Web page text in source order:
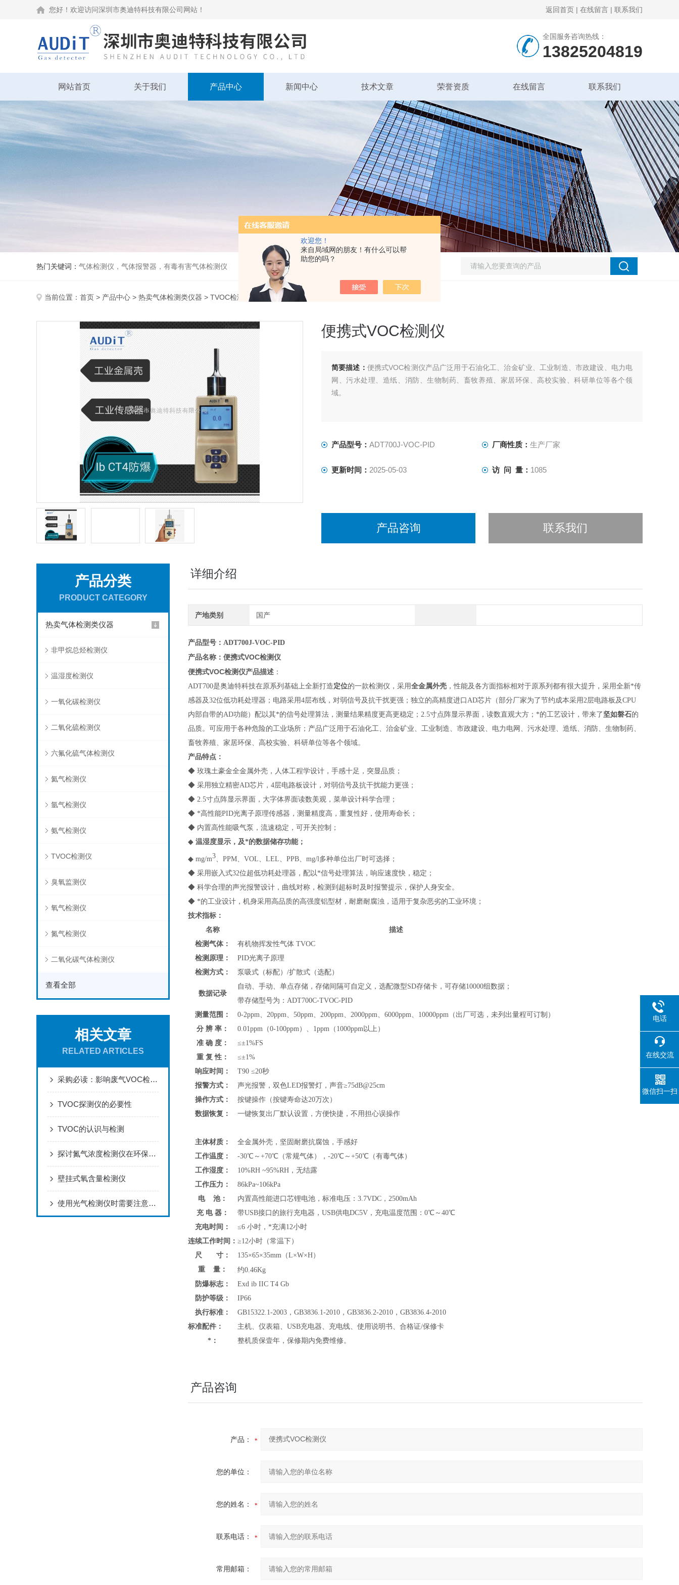
欢迎您！
来自局域网的朋友！有什么可以帮
助您的吗？
您好！欢迎访问深圳市奥迪特科技有限公司网站！ 返回首页 | 在线留言 | 联系我们
全国服务咨询热线：
13825204819
网站首页 关于我们 产品中心 新闻中心 技术文章 荣誉资质 在线留言 联系我们
热门关键词： 气体检测仪，气体报警器，有毒有害气体检测仪
当前位置： 首页 > 产品中心 > 热卖气体检测类仪器 > TVOC检测仪 > ADT700J-VOC-PID便携式VOC检测仪
便携式VOC检测仪
简要描述： 便携式VOC检测仪产品广泛用于石油化工、治金矿业、工业制造、市政建设、电力电
网、污水处理、造纸、消防、生物制药、畜牧养殖、家居环保、高校实验、科研单位等各个领
域。
产品型号： ADT700J-VOC-PID 厂商性质： 生产厂家
更新时间： 2025-05-03 访 问 量： 1085
产品咨询 联系我们
产品分类
PRODUCT CATEGORY
热卖气体检测类仪器
非甲烷总烃检测仪
温湿度检测仪
一氧化碳检测仪
二氧化硫检测仪
六氟化硫气体检测仪
氦气检测仪
氩气检测仪
氨气检测仪
TVOC检测仪
臭氧监测仪
氧气检测仪
氮气检测仪
二氧化碳气体检测仪
查看全部
相关文章
RELATED ARTICLES
采购必读：影响废气VOC检测仪测量精度的七大关键因素
TVOC探测仪的必要性
TVOC的认识与检测
探讨氮气浓度检测仪在环保领域的应用及前景
壁挂式氧含量检测仪
使用光气检测仪时需要注意哪些要点？
详细介绍
产地类别 国产
产品型号 ：ADT700J-VOC-PID
产品名称 ： 便携式VOC检测仪
便携式VOC检测仪产品描述 ：
ADT700是奥迪特科技在原系列基础上全新打造定位的一款检测仪，采用全金属外壳 ，性能及各方面指标相对于原系列都有很大提升，采用全新*传
感器及32位低功耗处理器；电路采用4层布线，对弱信号及抗干扰更强；独立的高精度进口AD芯片（部分厂家为了节约成本采用2层电路板及CPU
内部自带的AD功能）配以其*的信号处理算法，测量结果精度更高更稳定；2.5寸点阵显示界面，读数直观大方；*的工艺设计，带来了 坚如磐石的
品质。可应用于各种危险的工业场所；产品广泛用于石油化工、治金矿业、工业制造、市政建设、电力电网、污水处理、造纸、消防、生物制药、
畜牧养殖、家居环保、高校实验、科研单位等各个领域。
产品特点 ：
◆ 玫瑰土豪金全金属外壳，人体工程学设计，手感十足，突显品质；
◆ 采用独立精密AD芯片，4层电路板设计，对弱信号及抗干扰能力更强；
◆ 2.5寸点阵显示界面，大字体界面读数美观，菜单设计科学合理；
◆ *高性能PID光离子原理传感器，测量精度高，重复性好，使用寿命长；
◆ 内置高性能吸气泵，流速稳定，可开关控制；
◆ 温湿度显示，及*的数据储存功能；
◆ mg/m3 、PPM、VOL、LEL、PPB、mg/l多种单位出厂时可选择；
◆ 采用嵌入式32位超低功耗处理器，配以*信号处理算法，响应速度快，稳定；
◆ 科学合理的声光报警设计，曲线对称，检测到超标时及时报警提示，保护人身安全。
◆ *的工业设计，机身采用高品质的高强度铝型材，耐磨耐腐浊，适用于复杂恶劣的工业环境；
技术指标 ：
名称
描述
检测气体：
有机物挥发性气体 TVOC
检测原理：
PID光离子原理
检测方式：
泵吸式（标配）/扩散式（选配）
数据记录
自动、手动、单点存储，存储间隔可自定义，选配微型SD存储卡，可存储10000组数据；
带存储型号为：ADT700C-TVOC-PID
测量范围：
0-2ppm、20ppm、50ppm、200ppm、2000ppm、6000ppm、10000ppm （出厂可选，未列出量程可订制）
分 辨 率：
0.01ppm（0-100ppm）、1ppm（1000ppm以上）
准 确 度：
≤±1%FS
重 复 性：
≤±1%
响应时间：
T90 ≤20秒
报警方式：
声光报警，双色LED报警灯，声音≥75dB@25cm
操作方式：
按键操作（按键寿命达20万次）
数据恢复：
一键恢复出厂默认设置，方便快捷，不用担心误操作
主体材质： 全金属外壳 ，坚固耐磨抗腐蚀，手感好
工作温度：
-30℃～+70℃（常规气体），-20℃～+50℃（有毒气体）
工作湿度：
10%RH ~95%RH，无结露
工作压力：
86kPa~106kPa
电 池：
内置高性能进口芯锂电池，标准电压：3.7VDC，2500mAh
充 电 器：
带USB接口的旅行充电器，USB供电DC5V，充电温度范围： 0℃～40℃
充电时间：
≤6 小时，*充满12小时
连续工作时间： ≥12小时（常温下）
尺 寸：
135×65×35mm（L×W×H）
重 量：
约0.46Kg
防爆标志：
Exd ib IIC T4 Gb
防护等级：
IP66
执行标准：
GB15322.1-2003，GB3836.1-2010，GB3836.2-2010，GB3836.4-2010
标准配件：
主机、仪表箱、USB充电器、充电线、使用说明书、合格证/保修卡
*：
整机质保壹年，保修期内免费维修。
产品咨询
产品：
您的单位：
您的姓名：
联系电话：
常用邮箱：
电话
在线交流
微信扫一扫